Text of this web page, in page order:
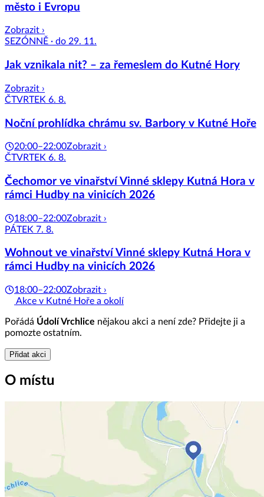
město i Evropu
Zobrazit ›
SEZÓNNĚ · do 29. 11.
Jak vznikala nit? – za řemeslem do Kutné Hory
Zobrazit ›
ČTVRTEK 6. 8.
Noční prohlídka chrámu sv. Barbory v Kutné Hoře
20:00–22:00Zobrazit ›
ČTVRTEK 6. 8.
Čechomor ve vinařství Vinné sklepy Kutná Hora v
rámci Hudby na vinicích 2026
18:00–22:00Zobrazit ›
PÁTEK 7. 8.
Wohnout ve vinařství Vinné sklepy Kutná Hora v
rámci Hudby na vinicích 2026
18:00–22:00Zobrazit ›
Akce v Kutné Hoře a okolí
Pořádá Údolí Vrchlice nějakou akci a není zde? Přidejte ji a
pomozte ostatním.
Přidat akci
O místu